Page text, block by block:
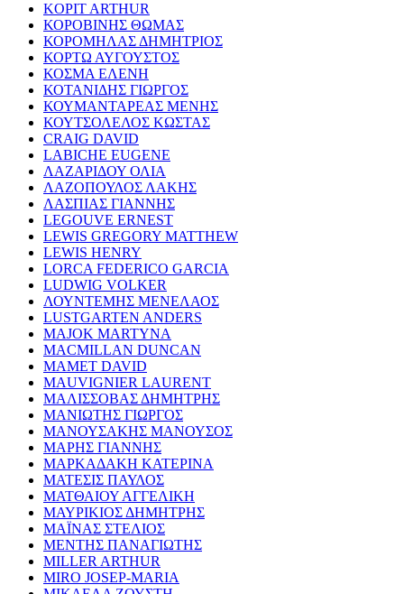
KOPIT ARTHUR
ΚΟΡΟΒΙΝΗΣ ΘΩΜΑΣ
ΚΟΡΟΜΗΛΑΣ ΔΗΜΗΤΡΙΟΣ
ΚΟΡΤΩ ΑΥΓΟΥΣΤΟΣ
ΚΟΣΜΑ ΕΛΕΝΗ
ΚΟΤΑΝΙΔΗΣ ΓΙΩΡΓΟΣ
ΚΟΥΜΑΝΤΑΡΕΑΣ ΜΕΝΗΣ
ΚΟΥΤΣΟΛΕΛΟΣ ΚΩΣΤΑΣ
CRAIG DAVID
LABICHE EUGENE
ΛΑΖΑΡΙΔΟΥ ΟΛΙΑ
ΛΑΖΟΠΟΥΛΟΣ ΛΑΚΗΣ
ΛΑΣΠΙΑΣ ΓΙΑΝΝΗΣ
LEGOUVE ERNEST
LEWIS GREGORY MATTHEW
LEWIS HENRY
LORCA FEDERICO GARCIA
LUDWIG VOLKER
ΛΟΥΝΤΕΜΗΣ ΜΕΝΕΛΑΟΣ
LUSTGARTEN ANDERS
MAJOK MARTYNA
MACMILLAN DUNCAN
MAMET DAVID
MAUVIGNIER LAURENT
ΜΑΛΙΣΣΟΒΑΣ ΔΗΜΗΤΡΗΣ
ΜΑΝΙΩΤΗΣ ΓΙΩΡΓΟΣ
ΜΑΝΟΥΣΑΚΗΣ ΜΑΝΟΥΣΟΣ
ΜΑΡΗΣ ΓΙΑΝΝΗΣ
ΜΑΡΚΑΔΑΚΗ ΚΑΤΕΡΙΝΑ
ΜΑΤΕΣΙΣ ΠΑΥΛΟΣ
ΜΑΤΘΑΙΟΥ ΑΓΓΕΛΙΚΗ
ΜΑΥΡΙΚΙΟΣ ΔΗΜΗΤΡΗΣ
ΜΑΪΝΑΣ ΣΤΕΛΙΟΣ
ΜΕΝΤΗΣ ΠΑΝΑΓΙΩΤΗΣ
MILLER ARTHUR
MIRO JOSEP-MARIA